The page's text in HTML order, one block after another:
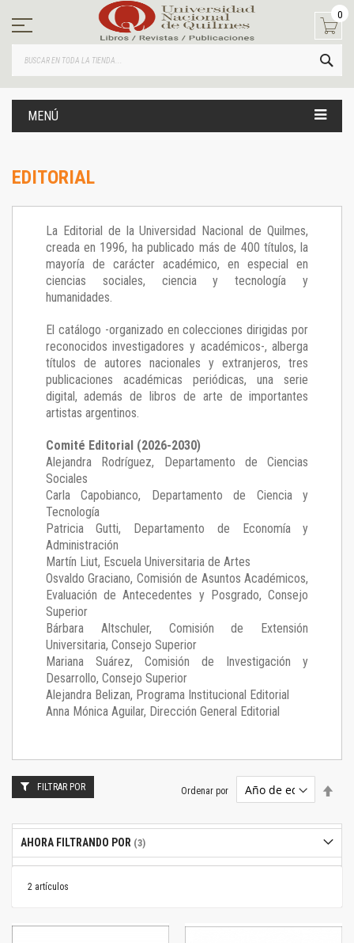
contenido
0
MENÚ
EDITORIAL
La Editorial de la Universidad Nacional de Quilmes,
creada en 1996, ha publicado más de 400 títulos, la
mayoría de carácter académico, en especial en
ciencias sociales, ciencia y tecnología y
humanidades.
El catálogo -organizado en colecciones dirigidas por
reconocidos investigadores y académicos-, alberga
títulos de autores nacionales y extranjeros, tres
publicaciones académicas periódicas, una serie
digital, además de libros de arte de importantes
artistas argentinos.
Comité Editorial (2026-2030)
Alejandra Rodríguez, Departamento de Ciencias
Sociales
Carla Capobianco, Departamento de Ciencia y
Tecnología
Patricia Gutti, Departamento de Economía y
Administración
Martín Liut, Escuela Universitaria de Artes
Osvaldo Graciano, Comisión de Asuntos Académicos,
Evaluación de Antecedentes y Posgrado, Consejo
Superior
Bárbara Altschuler, Comisión de Extensión
Universitaria, Consejo Superior
Mariana Suárez, Comisión de Investigación y
Desarrollo, Consejo Superior
Alejandra Belizan, Programa Institucional Editorial
Anna Mónica Aguilar, Dirección General Editorial
2 artículos
Ordenar por
FILTRAR POR
AHORA FILTRANDO POR